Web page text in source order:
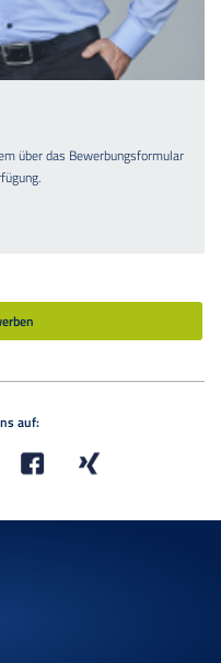
über das Bewerbungsformular
auf: